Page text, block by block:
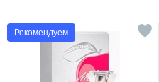
Рекомендуем